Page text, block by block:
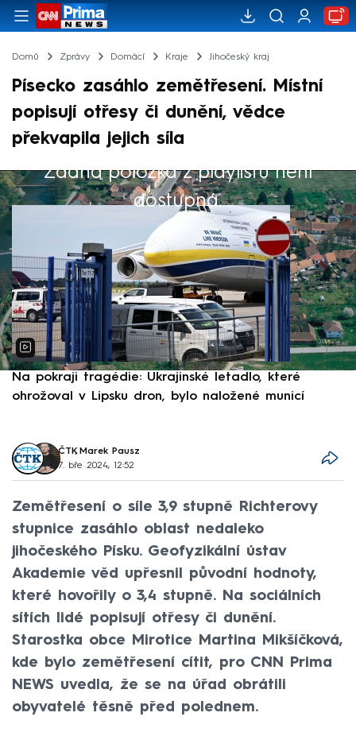
Domů Zprávy Domácí Kraje Jihočeský kraj
Písecko zasáhlo zemětřesení. Místní
popisují otřesy či dunění, vědce
překvapila jejich síla
Žádná položka z playlistu není
dostupná.
Výběr redakce
Na pokraji tragédie: Ukrajinské letadlo, které
ohrožoval v Lipsku dron, bylo naložené municí
ČTK, Marek Pausz
7. bře 2024, 12:52
Zemětřesení o síle 3,9 stupně Richterovy
stupnice zasáhlo oblast nedaleko
jihočeského Písku. Geofyzikální ústav
Akademie věd upřesnil původní hodnoty,
které hovořily o 3,4 stupně. Na sociálních
sítích lidé popisují otřesy či dunění.
Starostka obce Mirotice Martina Mikšíčková,
kde bylo zemětřesení cítit, pro CNN Prima
NEWS uvedla, že se na úřad obrátili
obyvatelé těsně před polednem.